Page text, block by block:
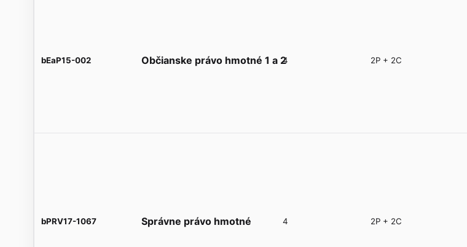
bEaP15-002 Občianske právo hmotné 1 a 2
4 2P + 2C
bPRV17-1067 Správne právo hmotné 4 2P + 2C